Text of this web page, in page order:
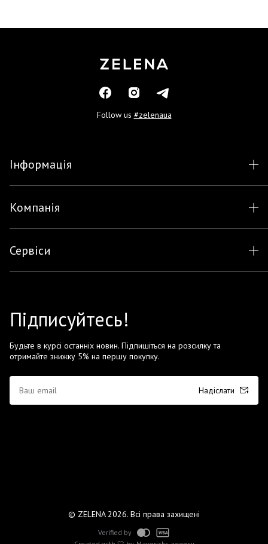
Follow us #zelenaua
Інформація
Компанія
Сервіси
Підписуйтесь!
Будьте в курсі останніх новин. Підпишіться на розсилку та
отримайте знижку 5% на першу покупку.
Надіслати
© ZELENA 2026. Всі права захищені
Verified by